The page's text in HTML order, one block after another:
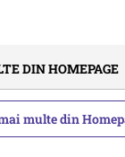
DIN HOMEPAGE
multe din